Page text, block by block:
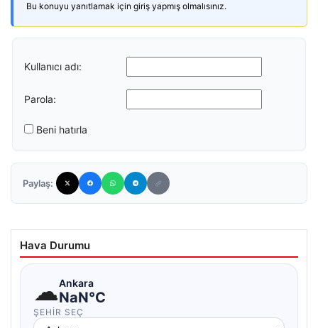
Bu konuyu yanıtlamak için giriş yapmış olmalısınız.
Kullanıcı adı:
Parola:
Beni hatırla
Paylaş:
Hava Durumu
☁Ankara
NaN°C
ŞEHIR SEÇ